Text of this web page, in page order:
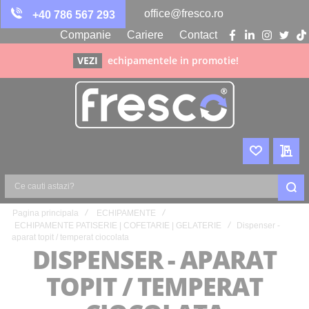
+40 786 567 293
office@fresco.ro
Companie
Cariere Contact
facebook
linkedin
VEZI echipamentele in promotie!
WISHLIST
Ce
cauti
astazi?
Pagina principala
ECHIPAMENTE
ECHIPAMENTE PATISERIE | COFETARIE | GELATERIE
Dispenser -
aparat topit / temperat ciocolata
DISPENSER - APARAT
TOPIT / TEMPERAT